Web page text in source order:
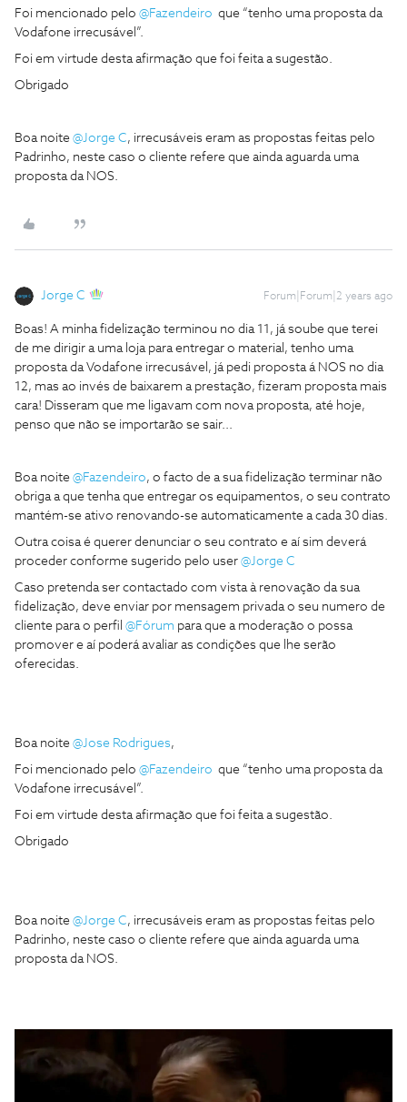
Foi mencionado pelo @Fazendeiro que “tenho uma proposta da
Vodafone irrecusável”.
Foi em virtude desta afirmação que foi feita a sugestão.
Obrigado
Boa noite @Jorge C, irrecusáveis eram as propostas feitas pelo
Padrinho, neste caso o cliente refere que ainda aguarda uma
proposta da NOS.
Jorge C Forum|Forum|2 years ago
Boas! A minha fidelização terminou no dia 11, já soube que terei
de me dirigir a uma loja para entregar o material, tenho uma
proposta da Vodafone irrecusável, já pedi proposta á NOS no dia
12, mas ao invés de baixarem a prestação, fizeram proposta mais
cara! Disseram que me ligavam com nova proposta, até hoje,
penso que não se importarão se sair...
Boa noite @Fazendeiro, o facto de a sua fidelização terminar não
obriga a que tenha que entregar os equipamentos, o seu contrato
mantém-se ativo renovando-se automaticamente a cada 30 dias.
Outra coisa é querer denunciar o seu contrato e aí sim deverá
proceder conforme sugerido pelo user @Jorge C
Caso pretenda ser contactado com vista à renovação da sua
fidelização, deve enviar por mensagem privada o seu numero de
cliente para o perfil @Fórum para que a moderação o possa
promover e aí poderá avaliar as condições que lhe serão
oferecidas.
Boa noite @Jose Rodrigues,
Foi mencionado pelo @Fazendeiro que “tenho uma proposta da
Vodafone irrecusável”.
Foi em virtude desta afirmação que foi feita a sugestão.
Obrigado
Boa noite @Jorge C, irrecusáveis eram as propostas feitas pelo
Padrinho, neste caso o cliente refere que ainda aguarda uma
proposta da NOS.